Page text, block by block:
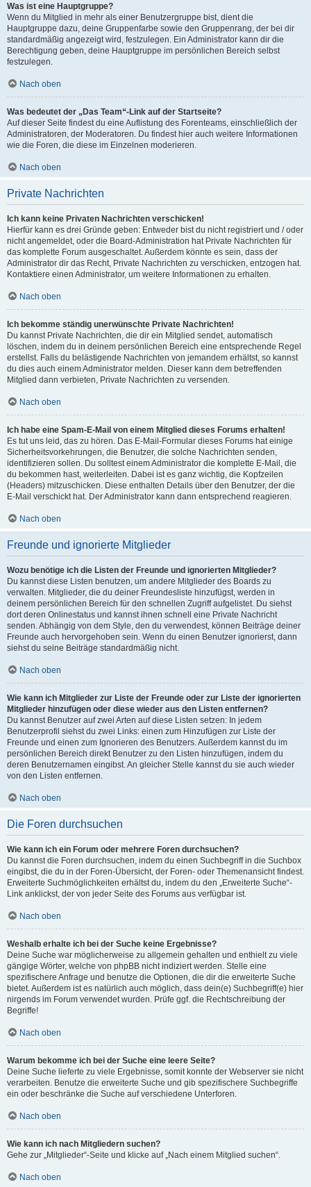
Was ist eine Hauptgruppe?
Wenn du Mitglied in mehr als einer Benutzergruppe bist, dient die
Hauptgruppe dazu, deine Gruppenfarbe sowie den Gruppenrang, der bei dir
standardmäßig angezeigt wird, festzulegen. Ein Administrator kann dir die
Berechtigung geben, deine Hauptgruppe im persönlichen Bereich selbst
festzulegen.
Nach oben
Was bedeutet der „Das Team“-Link auf der Startseite?
Auf dieser Seite findest du eine Auflistung des Forenteams, einschließlich der
Administratoren, der Moderatoren. Du findest hier auch weitere Informationen
wie die Foren, die diese im Einzelnen moderieren.
Nach oben
Private Nachrichten
Ich kann keine Privaten Nachrichten verschicken!
Hierfür kann es drei Gründe geben: Entweder bist du nicht registriert und / oder
nicht angemeldet, oder die Board-Administration hat Private Nachrichten für
das komplette Forum ausgeschaltet. Außerdem könnte es sein, dass der
Administrator dir das Recht, Private Nachrichten zu verschicken, entzogen hat.
Kontaktiere einen Administrator, um weitere Informationen zu erhalten.
Nach oben
Ich bekomme ständig unerwünschte Private Nachrichten!
Du kannst Private Nachrichten, die dir ein Mitglied sendet, automatisch
löschen, indem du in deinem persönlichen Bereich eine entsprechende Regel
erstellst. Falls du belästigende Nachrichten von jemandem erhältst, so kannst
du dies auch einem Administrator melden. Dieser kann dem betreffenden
Mitglied dann verbieten, Private Nachrichten zu versenden.
Nach oben
Ich habe eine Spam-E-Mail von einem Mitglied dieses Forums erhalten!
Es tut uns leid, das zu hören. Das E-Mail-Formular dieses Forums hat einige
Sicherheitsvorkehrungen, die Benutzer, die solche Nachrichten senden,
identifizieren sollen. Du solltest einem Administrator die komplette E-Mail, die
du bekommen hast, weiterleiten. Dabei ist es ganz wichtig, die Kopfzeilen
(Headers) mitzuschicken. Diese enthalten Details über den Benutzer, der die
E-Mail verschickt hat. Der Administrator kann dann entsprechend reagieren.
Nach oben
Freunde und ignorierte Mitglieder
Wozu benötige ich die Listen der Freunde und ignorierten Mitglieder?
Du kannst diese Listen benutzen, um andere Mitglieder des Boards zu
verwalten. Mitglieder, die du deiner Freundesliste hinzufügst, werden in
deinem persönlichen Bereich für den schnellen Zugriff aufgelistet. Du siehst
dort deren Onlinestatus und kannst ihnen schnell eine Private Nachricht
senden. Abhängig von dem Style, den du verwendest, können Beiträge deiner
Freunde auch hervorgehoben sein. Wenn du einen Benutzer ignorierst, dann
siehst du seine Beiträge standardmäßig nicht.
Nach oben
Wie kann ich Mitglieder zur Liste der Freunde oder zur Liste der ignorierten
Mitglieder hinzufügen oder diese wieder aus den Listen entfernen?
Du kannst Benutzer auf zwei Arten auf diese Listen setzen: In jedem
Benutzerprofil siehst du zwei Links: einen zum Hinzufügen zur Liste der
Freunde und einen zum Ignorieren des Benutzers. Außerdem kannst du im
persönlichen Bereich direkt Benutzer zu den Listen hinzufügen, indem du
deren Benutzernamen eingibst. An gleicher Stelle kannst du sie auch wieder
von den Listen entfernen.
Nach oben
Die Foren durchsuchen
Wie kann ich ein Forum oder mehrere Foren durchsuchen?
Du kannst die Foren durchsuchen, indem du einen Suchbegriff in die Suchbox
eingibst, die du in der Foren-Übersicht, der Foren- oder Themenansicht findest.
Erweiterte Suchmöglichkeiten erhältst du, indem du den „Erweiterte Suche“-
Link anklickst, der von jeder Seite des Forums aus verfügbar ist.
Nach oben
Weshalb erhalte ich bei der Suche keine Ergebnisse?
Deine Suche war möglicherweise zu allgemein gehalten und enthielt zu viele
gängige Wörter, welche von phpBB nicht indiziert werden. Stelle eine
spezifischere Anfrage und benutze die Optionen, die dir die erweiterte Suche
bietet. Außerdem ist es natürlich auch möglich, dass dein(e) Suchbegriff(e) hier
nirgends im Forum verwendet wurden. Prüfe ggf. die Rechtschreibung der
Begriffe!
Nach oben
Warum bekomme ich bei der Suche eine leere Seite?
Deine Suche lieferte zu viele Ergebnisse, somit konnte der Webserver sie nicht
verarbeiten. Benutze die erweiterte Suche und gib spezifischere Suchbegriffe
ein oder beschränke die Suche auf verschiedene Unterforen.
Nach oben
Wie kann ich nach Mitgliedern suchen?
Gehe zur „Mitglieder“-Seite und klicke auf „Nach einem Mitglied suchen“.
Nach oben